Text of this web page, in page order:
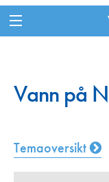
Vann på
Temaoversikt